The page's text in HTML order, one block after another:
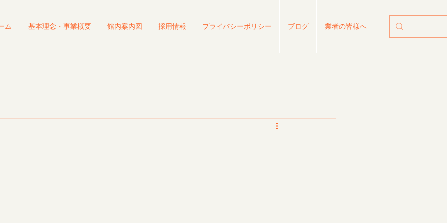
ム 基本理念・事業概要 館内案内図 採用情報 プライバシーポリシー ブログ 業者の皆様へ